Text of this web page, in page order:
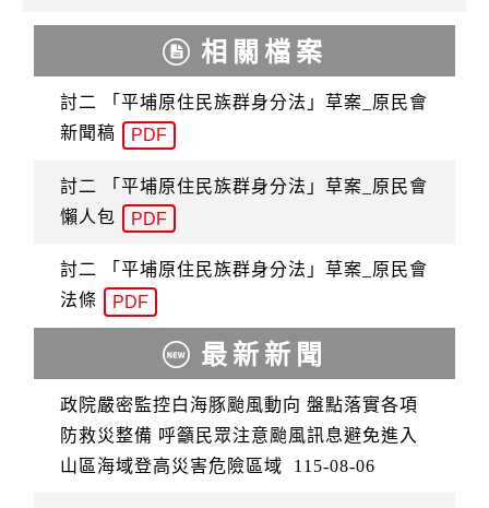
相關檔案
討二 「平埔原住民族群身分法」草案_原民會
新聞稿
PDF
討二 「平埔原住民族群身分法」草案_原民會
懶人包
PDF
討二 「平埔原住民族群身分法」草案_原民會
法條
PDF
最新新聞
政院嚴密監控白海豚颱風動向 盤點落實各項
防救災整備 呼籲民眾注意颱風訊息避免進入
山區海域登高災害危險區域
115-08-06